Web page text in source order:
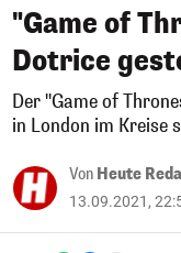
"Game of
Dotrice
Der "Game of
in London im Kreise
Von Heute
13.09.2021,